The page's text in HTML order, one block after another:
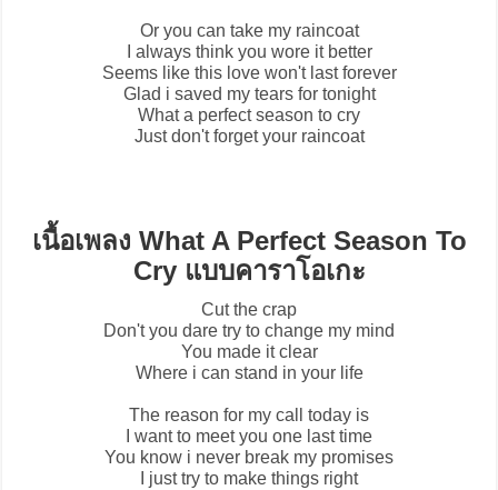
Or you can take my raincoat
I always think you wore it better
Seems like this love won't last forever
Glad i saved my tears for tonight
What a perfect season to cry
Just don't forget your raincoat
เนื้อเพลง What A Perfect Season To
Cry แบบคาราโอเกะ
Cut the crap
Don't you dare try to change my mind
You made it clear
Where i can stand in your life
The reason for my call today is
I want to meet you one last time
You know i never break my promises
I just try to make things right